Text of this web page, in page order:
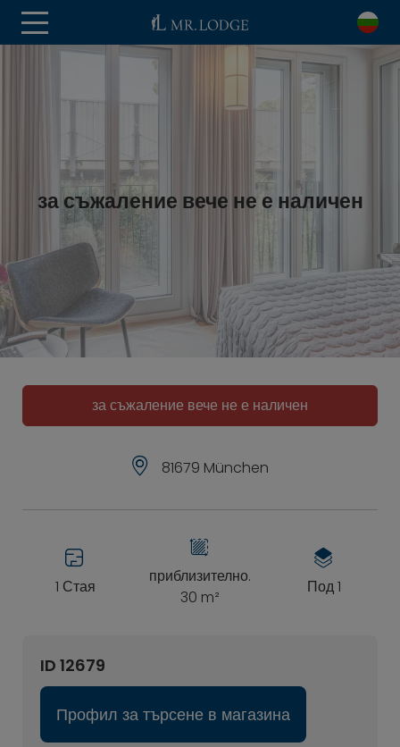
за съжаление вече не е наличен
за съжаление вече не е наличен
81679 München
1 Стая
приблизително.
30 m²
Под 1
ID 12679
Профил за търсене в магазина